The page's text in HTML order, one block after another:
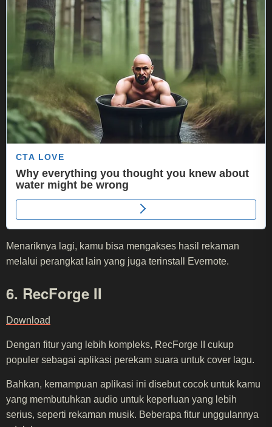
Menariknya lagi, kamu bisa mengakses hasil rekaman
melalui perangkat lain yang juga terinstall Evernote.
6. RecForge II
Download
Dengan fitur yang lebih kompleks, RecForge II cukup
populer sebagai aplikasi perekam suara untuk cover lagu.
Bahkan, kemampuan aplikasi ini disebut cocok untuk kamu
yang membutuhkan audio untuk keperluan yang lebih
serius, seperti rekaman musik. Beberapa fitur unggulannya